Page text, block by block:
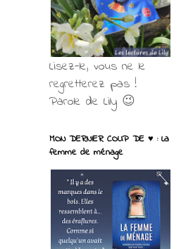
Lisez-le, vous ne le
regretterez pas !
Parole de Lily 😉
MON DERNIER COUP DE ♥ : La
femme de ménage